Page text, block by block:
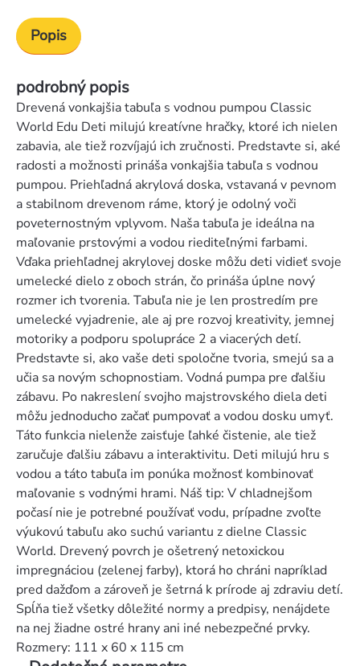
Popis
podrobný popis
Drevená vonkajšia tabuľa s vodnou pumpou Classic
World Edu Deti milujú kreatívne hračky, ktoré ich nielen
zabavia, ale tiež rozvíjajú ich zručnosti. Predstavte si, aké
radosti a možnosti prináša vonkajšia tabuľa s vodnou
pumpou. Priehľadná akrylová doska, vstavaná v pevnom
a stabilnom drevenom ráme, ktorý je odolný voči
poveternostným vplyvom. Naša tabuľa je ideálna na
maľovanie prstovými a vodou riediteľnými farbami.
Vďaka priehľadnej akrylovej doske môžu deti vidieť svoje
umelecké dielo z oboch strán, čo prináša úplne nový
rozmer ich tvorenia. Tabuľa nie je len prostredím pre
umelecké vyjadrenie, ale aj pre rozvoj kreativity, jemnej
motoriky a podporu spolupráce 2 a viacerých detí.
Predstavte si, ako vaše deti spoločne tvoria, smejú sa a
učia sa novým schopnostiam. Vodná pumpa pre ďalšiu
zábavu. Po nakreslení svojho majstrovského diela deti
môžu jednoducho začať pumpovať a vodou dosku umyť.
Táto funkcia nielenže zaisťuje ľahké čistenie, ale tiež
zaručuje ďalšiu zábavu a interaktivitu. Deti milujú hru s
vodou a táto tabuľa im ponúka možnosť kombinovať
maľovanie s vodnými hrami. Náš tip: V chladnejšom
počasí nie je potrebné používať vodu, prípadne zvoľte
výukovú tabuľu ako suchú variantu z dielne Classic
World. Drevený povrch je ošetrený netoxickou
impregnáciou (zelenej farby), ktorá ho chráni napríklad
pred dažďom a zároveň je šetrná k prírode aj zdraviu detí.
Spĺňa tiež všetky dôležité normy a predpisy, nenájdete
na nej žiadne ostré hrany ani iné nebezpečné prvky.
Rozmery: 111 x 60 x 115 cm